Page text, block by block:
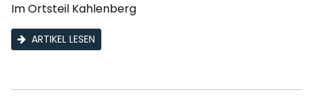
Im Ortsteil Kahlenberg
ARTIKEL LESEN